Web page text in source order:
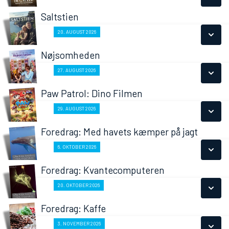
SE ALLE DAGE
Saltstien
20. AUGUST 2026
SE ALLE DAGE
Nøjsomheden
27. AUGUST 2026
SE ALLE DAGE
Paw Patrol: Dino Filmen
29. AUGUST 2026
SE ALLE DAGE
Foredrag: Med havets kæmper på jagt
6. OKTOBER 2026
SE ALLE DAGE
Foredrag: Kvantecomputeren
20. OKTOBER 2026
SE ALLE DAGE
Foredrag: Kaffe
3. NOVEMBER 2026